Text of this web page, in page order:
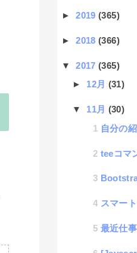
►2019(365)
►2018(366)
▼2017(365)
► 12月 (31)
▼ 11月 (30)
自分の紹介をす
teeコマン
Bootstrap3 ? or
スマートフ
最近仕事が忙し